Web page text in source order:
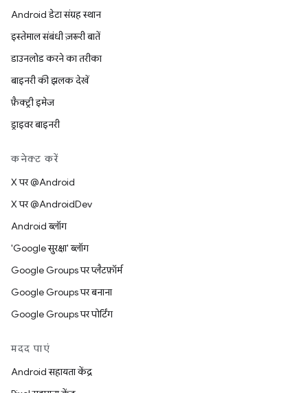
Android डेटा संग्रह स्थान
इस्तेमाल संबंधी ज़रूरी बातें
डाउनलोड करने का तरीका
बाइनरी की झलक देखें
फ़ैक्ट्री इमेज
ड्राइवर बाइनरी
कनेक्ट करें
X पर @Android
X पर @AndroidDev
Android ब्लॉग
'Google सुरक्षा' ब्लॉग
Google Groups पर प्लैटफ़ॉर्म
Google Groups पर बनाना
Google Groups पर पोर्टिंग
मदद पाएं
Android सहायता केंद्र